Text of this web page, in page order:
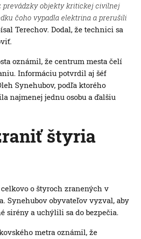
objekty kritickej civilnej
čoho vypadla elektrina a prerušili
Terechov. Dodal, že technici sa
oznámil, že centrum mesta čelí
Informáciu potvrdil aj šéf
Synehubov, podľa ktorého
najmenej jednu osobu a ďalšiu
štyria
o štyroch zranených v
Synehubov obyvateľov vyzval, aby
sirény a uchýlili sa do bezpečia.
metra oznámil, že